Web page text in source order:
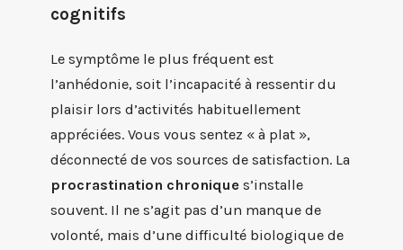
cognitifs
Le symptôme le plus fréquent est
l’anhédonie, soit l’incapacité à ressentir du
plaisir lors d’activités habituellement
appréciées. Vous vous sentez « à plat »,
déconnecté de vos sources de satisfaction. La
procrastination chronique s’installe
souvent. Il ne s’agit pas d’un manque de
volonté, mais d’une difficulté biologique de